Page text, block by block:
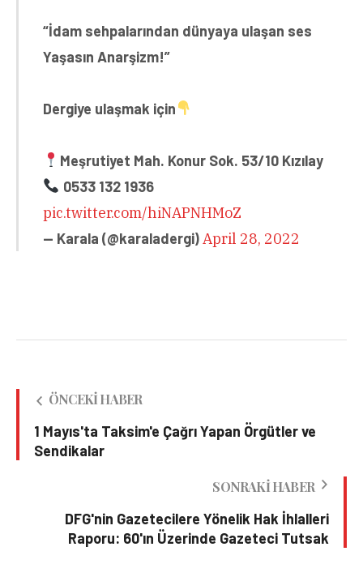
“İdam sehpalarından dünyaya ulaşan ses
Yaşasın Anarşizm!”
Dergiye ulaşmak için
Meşrutiyet Mah. Konur Sok. 53/10 Kızılay
0533 132 1936
pic.twitter.com/hiNAPNHMoZ
— Karala (@karaladergi)April 28, 2022
ÖNCEKI HABER
1 Mayıs'ta Taksim'e Çağrı Yapan Örgütler ve
Sendikalar
SONRAKI HABER
DFG'nin Gazetecilere Yönelik Hak İhlalleri
Raporu: 60'ın Üzerinde Gazeteci Tutsak